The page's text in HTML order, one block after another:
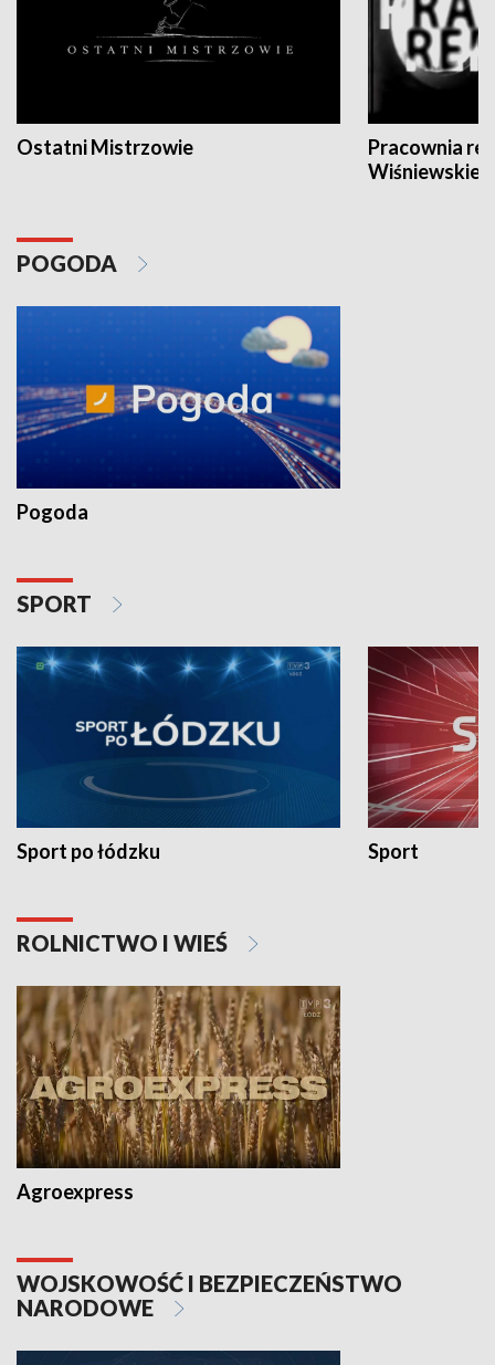
Ostatni Mistrzowie
Pracownia
POGODA
Pogoda
SPORT
Sport po łódzku Sport
ROLNICTWO I WIEŚ
Agroexpress
WOJSKOWOŚĆ I BEZPIECZEŃSTWO
NARODOWE